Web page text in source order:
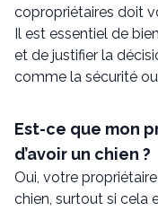
copropriétaires doit
Il est essentiel de
et de justifier la
comme la sécurité
Est-ce que mon
d’avoir un chien ?
Oui, votre
chien, surtout si cela